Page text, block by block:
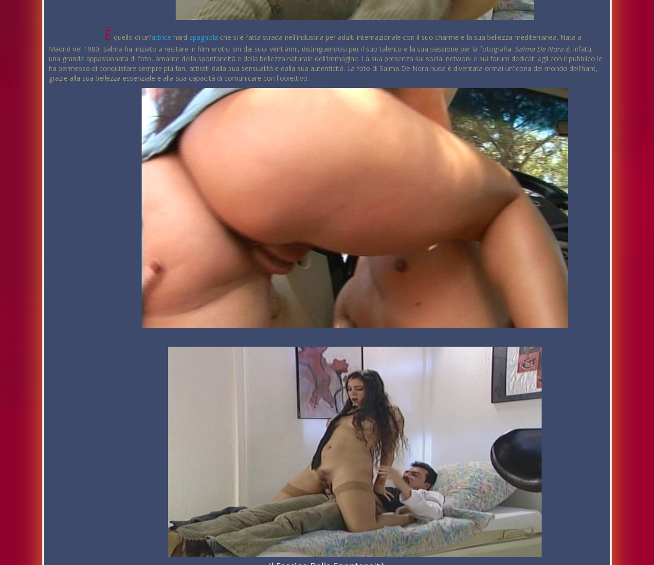
È quello di un'attrice hard spagnola che si è fatta strada nell'industria per adulti internazionale con il suo charme e la sua bellezza mediterranea. Nata a
Madrid nel 1980, Salma ha iniziato a recitare in film erotici sin dai suoi vent'anni, distinguendosi per il suo talento e la sua passione per la fotografia. Salma De Nora è, infatti,
una grande appassionata di foto, amante della spontaneità e della bellezza naturale dell'immagine. La sua presenza sui social network e sui forum dedicati agli con il pubblico le
ha permesso di conquistare sempre più fan, attirati dalla sua sensualità e dalla sua autenticità. La foto di Salma De Nora nuda è diventata ormai un'icona del mondo dell'hard,
grazie alla sua bellezza essenziale e alla sua capacità di comunicare con l'obiettivo.